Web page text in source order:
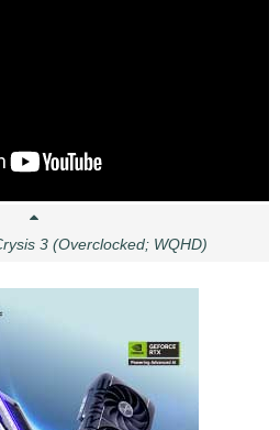
3 (Overclocked; WQHD)